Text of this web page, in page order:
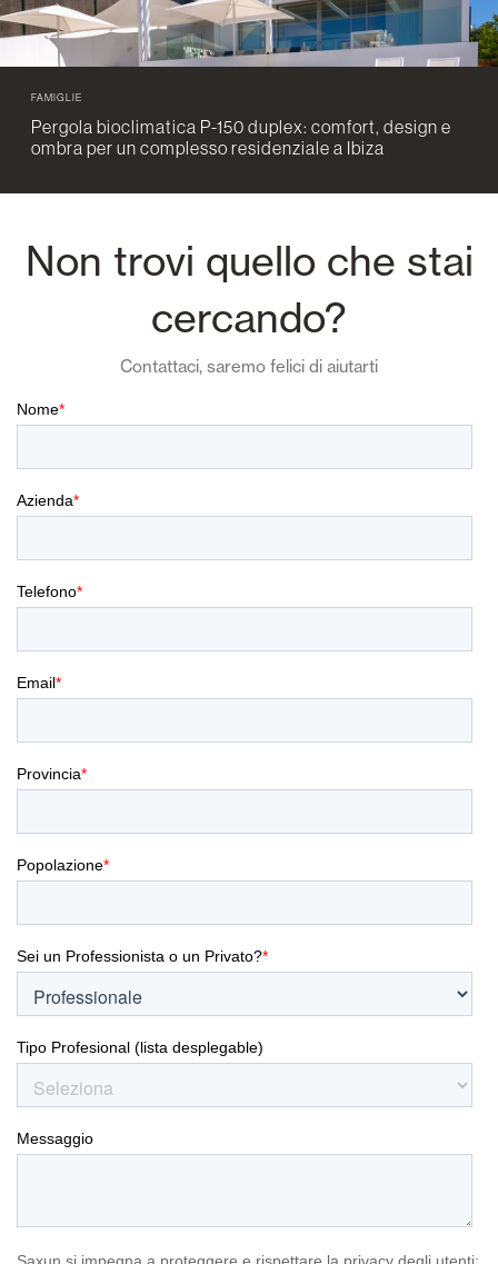
FAMIGLIE
Pergola bioclimatica P-150 duplex: comfort, design e
ombra per un complesso residenziale a Ibiza
Non trovi quello che stai
cercando?
Contattaci, saremo felici di aiutarti